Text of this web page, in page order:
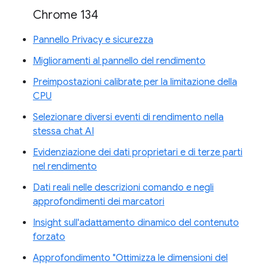
Chrome 134
Pannello Privacy e sicurezza
Miglioramenti al pannello del rendimento
Preimpostazioni calibrate per la limitazione della
CPU
Selezionare diversi eventi di rendimento nella
stessa chat AI
Evidenziazione dei dati proprietari e di terze parti
nel rendimento
Dati reali nelle descrizioni comando e negli
approfondimenti dei marcatori
Insight sull'adattamento dinamico del contenuto
forzato
Approfondimento "Ottimizza le dimensioni del